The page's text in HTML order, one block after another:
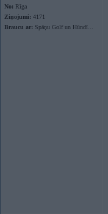
No: Rīga
Ziņojumi: 4171
Braucu ar: Spāņu Golf un Hūndī...